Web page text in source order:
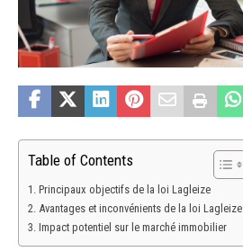
Table of Contents
Principaux objectifs de la loi Lagleize
Avantages et inconvénients de la loi Lagleize
Impact potentiel sur le marché immobilier